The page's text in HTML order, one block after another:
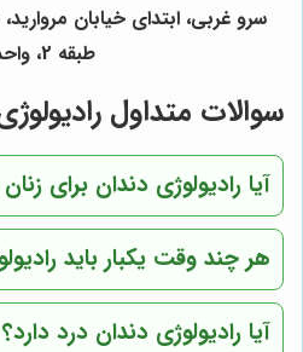
طبقه 2، واحد 14
سوالات متداول
آیا رادیولوژی دندان برای
هر چند وقت یکبار باید
آیا رادیولوژی دندان درد دارد؟